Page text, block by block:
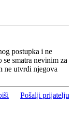
postupka i ne
smatra nevinim za
ne utvrdi njegova
Pošalji prijatelju